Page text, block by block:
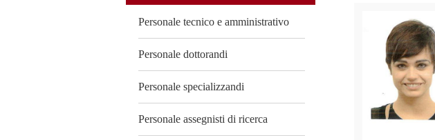
Personale tecnico e amministrativo
Personale dottorandi
Personale specializzandi
Personale assegnisti di ricerca